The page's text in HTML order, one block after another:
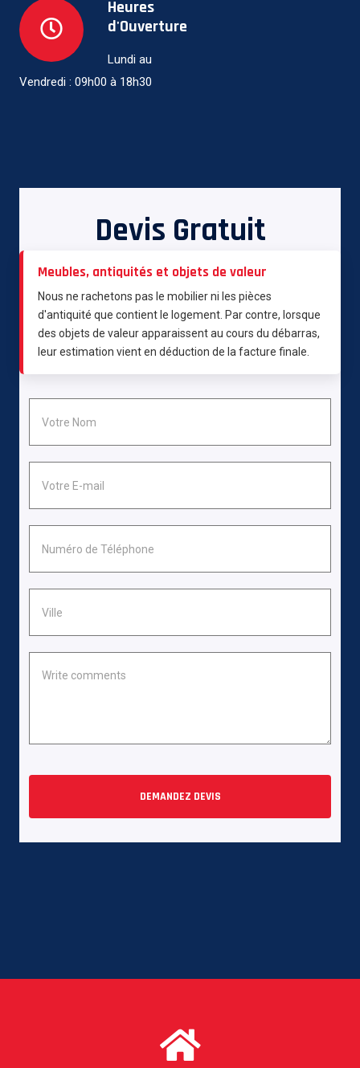
Heures
d'Ouverture
Lundi au
Vendredi : 09h00 à 18h30
Devis Gratuit
Meubles, antiquités et objets de valeur
Nous ne rachetons pas le mobilier ni les pièces
d'antiquité que contient le logement. Par contre, lorsque
des objets de valeur apparaissent au cours du débarras,
leur estimation vient en déduction de la facture finale.
DEMANDEZ DEVIS